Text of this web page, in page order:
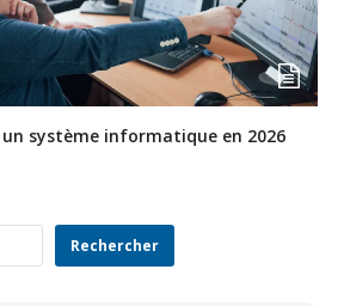
système informatique en 2026
Rechercher